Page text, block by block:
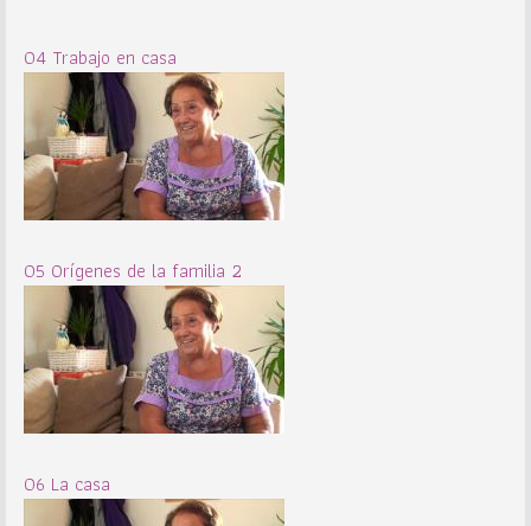
04 Trabajo en casa
05 Orígenes de la familia 2
06 La casa